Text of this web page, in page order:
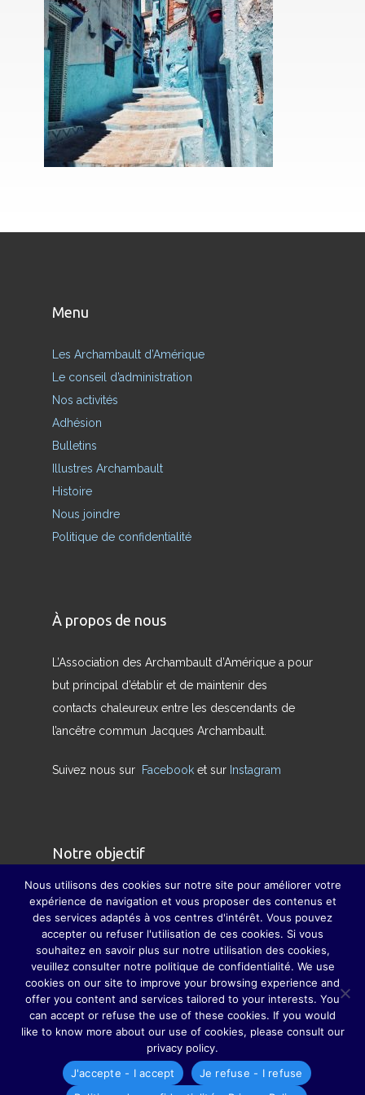
Menu
Les Archambault d’Amérique
Le conseil d’administration
Nos activités
Adhésion
Bulletins
Illustres Archambault
Histoire
Nous joindre
Politique de confidentialité
À propos de nous
L’Association des Archambault d’Amérique a pour
but principal d’établir et de maintenir des
contacts chaleureux entre les descendants de
l’ancêtre commun Jacques Archambault.
Suivez nous sur Facebook et sur Instagram
Notre objectif
Nous avons pour but de redonner son sens
véritable à la famille et à pallier, dans la mesure
du possible, la disparition des grandes fêtes de
famille, grâce auxquelles parents, grands-
parents, sœurs, frères, oncles, tantes, cousins et
cousines ne se perdaient guère de vue.
Nous utilisons des cookies sur notre site pour améliorer votre
expérience de navigation et vous proposer des contenus et
des services adaptés à vos centres d'intérêt. Vous pouvez
accepter ou refuser l'utilisation de ces cookies. Si vous
souhaitez en savoir plus sur notre utilisation des cookies,
veuillez consulter notre politique de confidentialité. We use
cookies on our site to improve your browsing experience and
offer you content and services tailored to your interests. You
can accept or refuse the use of these cookies. If you would
like to know more about our use of cookies, please consult our
privacy policy.
J'accepte - I accept
Je refuse - I refuse